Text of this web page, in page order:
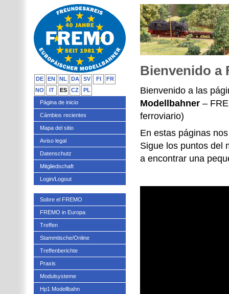
Bienvenido a
Bienvenido a las
Modellbahner –
ferroviario)
En estas páginas
Sigue los puntos del
a encontrar una
DE EN NL DA SV FI
FR
NO
IT ES CZ
PL
Página de inicio
Cámbios recientes
Mapa del sitio
Aviso legal
Datenschutz
Mitgliedschaft
Login/Logout
Sobre el FREMO
FREMO in Europa
Treffen
Stammtische/Online
Treffenberichte
Praxis
Modulsysteme
Hp1 Modellbahn